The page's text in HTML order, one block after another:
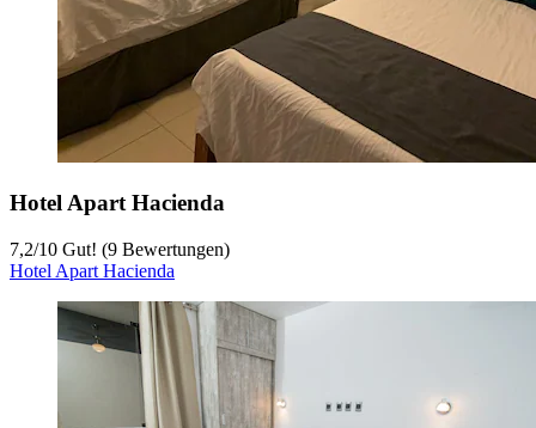
Hotel Apart Hacienda
7,2/10 Gut! (9 Bewertungen)
Hotel Apart Hacienda